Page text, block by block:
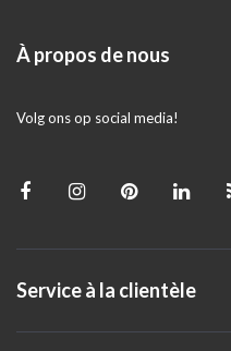
À propos de nous
Volg ons op social media!
Service à la clientèle